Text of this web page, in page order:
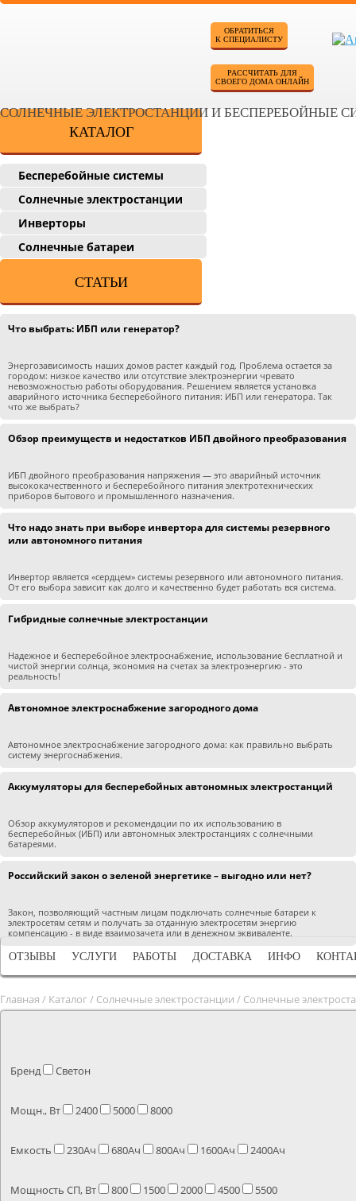
ОБРАТИТЬСЯ
К СПЕЦИАЛИСТУ
РАССЧИТАТЬ ДЛЯ
СВОЕГО ДОМА ОНЛАЙН
СОЛНЕЧНЫЕ ЭЛЕКТРОСТАНЦИИ И БЕСПЕРЕБОЙНЫЕ
КАТАЛОГ
Бесперебойные системы
Солнечные электростанции
Инверторы
Солнечные батареи
СТАТЬИ
Что выбрать: ИБП или генератор?
Энергозависимость наших домов растет каждый год. Проблема остается за
городом: низкое качество или отсутствие электроэнергии чревато
невозможностью работы оборудования. Решением является установка
аварийного источника бесперебойного питания: ИБП или генератора. Так
что же выбрать?
Обзор преимуществ и недостатков ИБП двойного преобразования
ИБП двойного преобразования напряжения — это аварийный источник
высококачественного и бесперебойного питания электротехнических
приборов бытового и промышленного назначения.
Что надо знать при выборе инвертора для системы резервного
или автономного питания
Инвертор является «сердцем» системы резервного или автономного питания.
От его выбора зависит как долго и качественно будет работать вся система.
Гибридные солнечные электростанции
Надежное и бесперебойное электроснабжение, использование бесплатной и
чистой энергии солнца, экономия на счетах за электроэнергию - это
реальность!
Автономное электроснабжение загородного дома
Автономное электроснабжение загородного дома: как правильно выбрать
систему энергоснабжения.
Аккумуляторы для бесперебойных автономных электростанций
Обзор аккумуляторов и рекомендации по их использованию в
бесперебойных (ИБП) или автономных электростанциях с солнечными
батареями.
Российский закон о зеленой энергетике – выгодно или нет?
Закон, позволяющий частным лицам подключать солнечные батареи к
электросетям сетям и получать за отданную электросетям энергию
компенсацию - в виде взаимозачета или в денежном эквиваленте.
ОТЗЫВЫ
УСЛУГИ РАБОТЫ ДОСТАВКА ИНФО
Главная / Каталог / Солнечные электростанции / Солнечные
Бренд Светон
Мощн., Вт 2400 5000 8000
Емкость 230Ач 680Ач 800Ач 1600Ач 2400Ач
Мощность СП, Вт 800 1500 2000 4500 5500